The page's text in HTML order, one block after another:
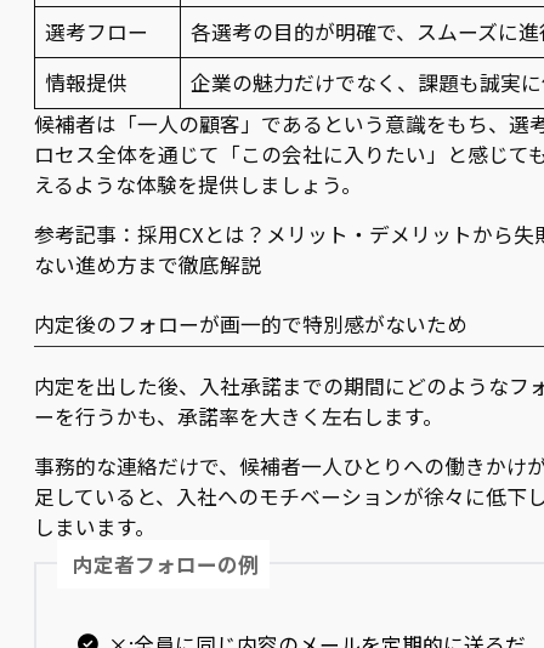
選考フロー
各選考の目的が明確で、スムーズに
情報提供
企業の魅力だけでなく、課題も誠実
候補者は「一人の顧客」であるという意識をもち、選
ロセス全体を通じて「この会社に入りたい」と感じて
えるような体験を提供しましょう。
参考記事：採用CXとは？メリット・デメリットから失
ない進め方まで徹底解説
内定後のフォローが画一的で特別感がないため
内定を出した後、入社承諾までの期間にどのようなフ
ーを行うかも、承諾率を大きく左右します。
事務的な連絡だけで、候補者一人ひとりへの働きかけ
足していると、入社へのモチベーションが徐々に低下
しまいます。
内定者フォローの例